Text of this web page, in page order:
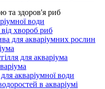
та здоров'я риб
води
хвороб риб
для акваріумних рослин
для акваріума
акваріумної води
в акваріумі